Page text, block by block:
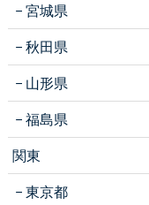
宮城県
秋田県
山形県
福島県
関東
東京都